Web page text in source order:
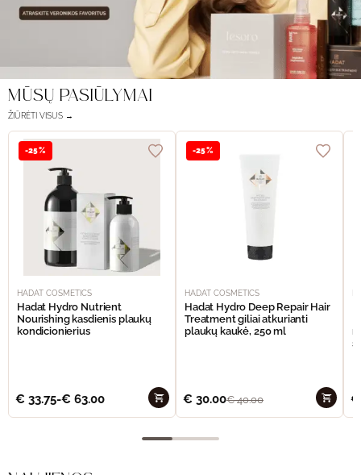
MŪSŲ PASIŪLYMAI
ŽIŪRĖTI VISUS →
-25%
HADAT COSMETICS
Hadat Hydro Nutrient
Nourishing kasdienis plaukų
kondicionierius
€ 33.75-€ 63.00
-25%
HADAT COSMETICS
Hadat Hydro Deep Repair Hair
Treatment giliai atkurianti
plaukų kaukė, 250 ml
€ 30.00€40.00 €